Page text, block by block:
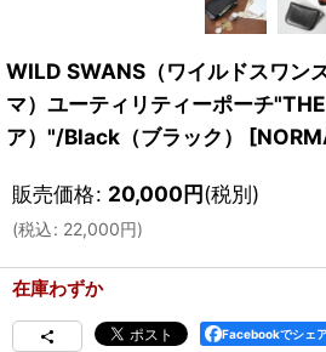
WILD SWANS（ワイルドスワン
マ）ユーティリティーポーチ
ア）"/Black（ブラック）
[
販売価格: 20,000円(税別)
(税込: 22,000円)
在庫わずか
Facebookでシェ